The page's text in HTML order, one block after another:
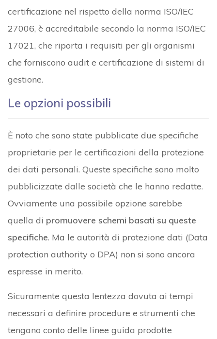
certificazione nel rispetto della norma ISO/IEC
27006, è accreditabile secondo la norma ISO/IEC
17021, che riporta i requisiti per gli organismi
che forniscono audit e certificazione di sistemi di
gestione.
Le opzioni possibili
È noto che sono state pubblicate due specifiche
proprietarie per le certificazioni della protezione
dei dati personali. Queste specifiche sono molto
pubblicizzate dalle società che le hanno redatte.
Ovviamente una possibile opzione sarebbe
quella di promuovere schemi basati su queste
specifiche. Ma le autorità di protezione dati (Data
protection authority o DPA) non si sono ancora
espresse in merito.
Sicuramente questa lentezza dovuta ai tempi
necessari a definire procedure e strumenti che
tengano conto delle linee guida prodotte